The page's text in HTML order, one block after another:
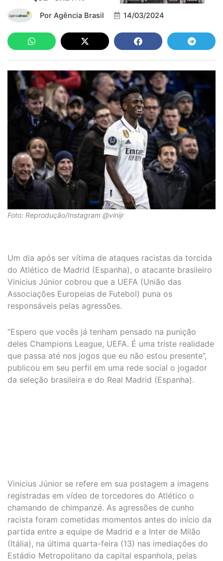
Por Agência Brasil 14/03/2024
Foto: Reprodução/Instagram @vinijr
Um dia após ser vítima de ataques racistas da torcida
do Atlético de Madrid (Espanha), o atacante brasileiro
Vinicius Júnior cobrou que a UEFA (União das
Associações Europeias de Futebol) puna os
responsáveis pelas agressões.
“Espero que vocês já tenham pensado na punição
deles Champions League, UEFA. É uma triste realidade
que passa até nos jogos que eu não estou presente”,
publicou em seu perfil em uma rede social o jogador
da seleção brasileira e do Real Madrid (Espanha).
Vinicius Júnior se refere em sua postagem a imagens
registradas em vídeo de torcedores do Atlético o
chamando de chimpanzé. As agressões de cunho
racista foram cometidas momentos antes do início da
partida entre a equipe de Madrid e a Inter de Milão
(Itália), na última quarta-feira (13) nas imediações do
Estádio Metropolitano da capital espanhola, pelas